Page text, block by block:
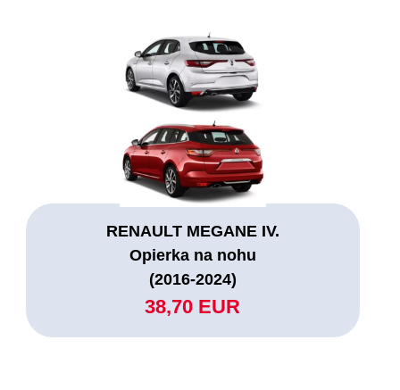
RENAULT MEGANE IV.
Opierka na nohu
(2016-2024)
38,70 EUR